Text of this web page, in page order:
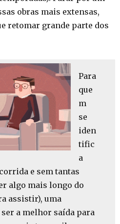
obras mais extensas,
retomar grande parte dos
Para
que
m
se
iden
tific
a
e sem tantas
algo mais longo do
assistir), uma
a melhor saída para